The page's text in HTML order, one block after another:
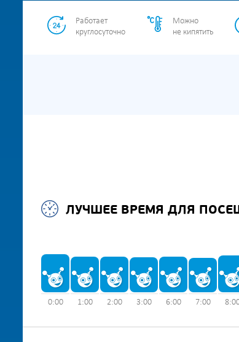
Работает
круглосуточно
Можно
не кипятить
ЛУЧШЕЕ ВРЕМЯ ДЛЯ
0:00 1:00 2:00 3:00 6:00 7:00